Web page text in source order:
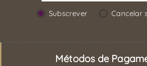
Subscrever Cancelar
Métodos de